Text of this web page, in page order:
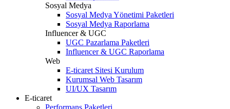
Sosyal Medya
Sosyal Medya Yönetimi Paketleri
Sosyal Medya Raporlama
Influencer & UGC
UGC Pazarlama Paketleri
Influencer & UGC Raporlama
Web
E-ticaret Sitesi Kurulum
Kurumsal Web Tasarım
UI/UX Tasarım
E-ticaret
Performans Paketleri